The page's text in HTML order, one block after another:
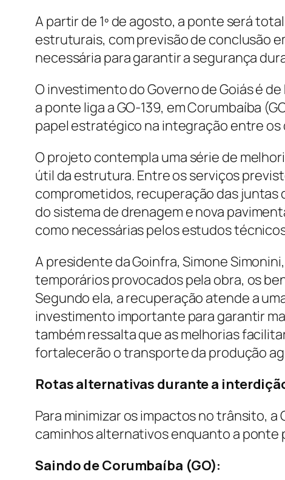
A partir de 1º de agosto, a ponte será
estruturais, com previsão de conclusão
necessária para garantir a segurança
O investimento do Governo de Goiás é
a ponte liga a GO-139, em Corumbaíba
papel estratégico na integração entre os
O projeto contempla uma série de
útil da estrutura. Entre os serviços
comprometidos, recuperação das
do sistema de drenagem e nova
como necessárias pelos estudos
A presidente da Goinfra, Simone
temporários provocados pela obra, os
Segundo ela, a recuperação atende a
investimento importante para garantir
também ressalta que as melhorias
fortalecerão o transporte da produção
Rotas alternativas durante a
Para minimizar os impactos no trânsito,
caminhos alternativos enquanto a ponte
Saindo de Corumbaíba (GO):